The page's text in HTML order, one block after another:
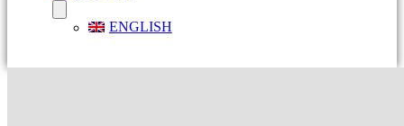
ENGLISH